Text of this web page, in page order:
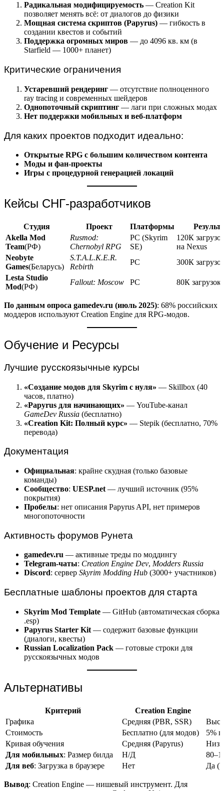
Радикальная модифицируемость — Creation Kit
позволяет менять всё: от диалогов до физики
Мощная система скриптов (Papyrus) — гибкость в
создании квестов и событий
Поддержка огромных миров — до 4096 кв. км (в
Starfield — 1000+ планет)
Критические ограничения
Устаревший рендеринг — отсутствие полноценного
ray tracing и современных шейдеров
Однопоточный скриптинг — лаги при сложных модах
Нет поддержки мобильных и веб-платформ
Для каких проектов подходит идеально:
Открытые RPG с большим количеством контента
Моды и фан-проекты
Игры с процедурной генерацией локаций
Кейсы СНГ-разработчиков
Студия Проект Платформы
Akella Mod
Team(РФ)
Rusmod:
Chernobyl RPG
PC (Skyrim
SE)
120К
на Nexus
Neobyte
Games(Беларусь)
S.T.A.L.K.E.R.
Rebirth
PC
300К
Lesta Studio
Mod(РФ)
Fallout: Moscow PC 80К загрузок
По данным опроса gamedev.ru (июль 2025): 68% российских
моддеров используют Creation Engine для RPG-модов.
Обучение и Ресурсы
Лучшие русскоязычные курсы
«Создание модов для Skyrim с нуля» — Skillbox (40
часов, платно)
«Papyrus для начинающих» — YouTube-канал
GameDev Russia (бесплатно)
«Creation Kit: Полный курс» — Stepik (бесплатно, 70%
перевода)
Документация
Официальная: крайне скудная (только базовые
команды)
Сообщество: UESP.net — лучший источник (95%
покрытия)
Пробелы: нет описания Papyrus API, нет примеров
многопоточности
Активность форумов Рунета
gamedev.ru — активные треды по моддингу
Telegram-чаты: Creation Engine Dev, Modders Russia
Discord: сервер Skyrim Modding Hub (3000+ участников)
Бесплатные шаблоны проектов для старта
Skyrim Mod Template — GitHub (автоматическая сборка
.esp)
Papyrus Starter Kit — содержит базовые функции
(диалоги, квесты)
Russian Localization Pack — готовые строки для
русскоязычных модов
Альтернативы
Критерий
Creation Engine
Графика
Средняя (PBR, SSR)
Стоимость
Бесплатно (для модов)
5%
Кривая обучения
Средняя (Papyrus)
Для мобильных: Размер билда Н/Д
Для веб: Загрузка в браузере Нет Да
Вывод: Creation Engine — нишевый инструмент. Для